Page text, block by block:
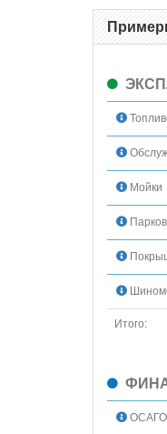
Мойки
Итого:
ОСАГО